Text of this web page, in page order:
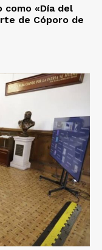
como «Día del
de Cóporo de